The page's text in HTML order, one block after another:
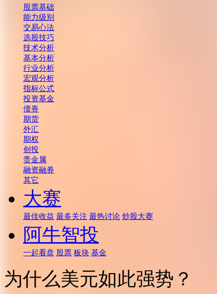
股票基础
能力级别
交易心法
选股技巧
技术分析
基本分析
行业分析
宏观分析
指标公式
投资基金
债券
期货
外汇
期权
创投
贵金属
融资融券
其它
大赛
最佳收益 最多关注 最热讨论 炒股大赛
阿牛智投
一起看盘 股票 板块 基金
为什么美元如此强势？